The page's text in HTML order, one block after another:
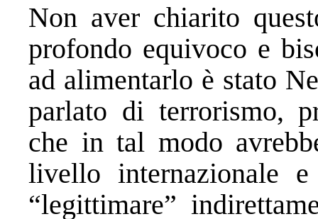
Non aver chiarito
profondo equivoco e
ad alimentarlo è stato
parlato di terrorismo,
che in tal modo
livello internazionale
“legittimare”